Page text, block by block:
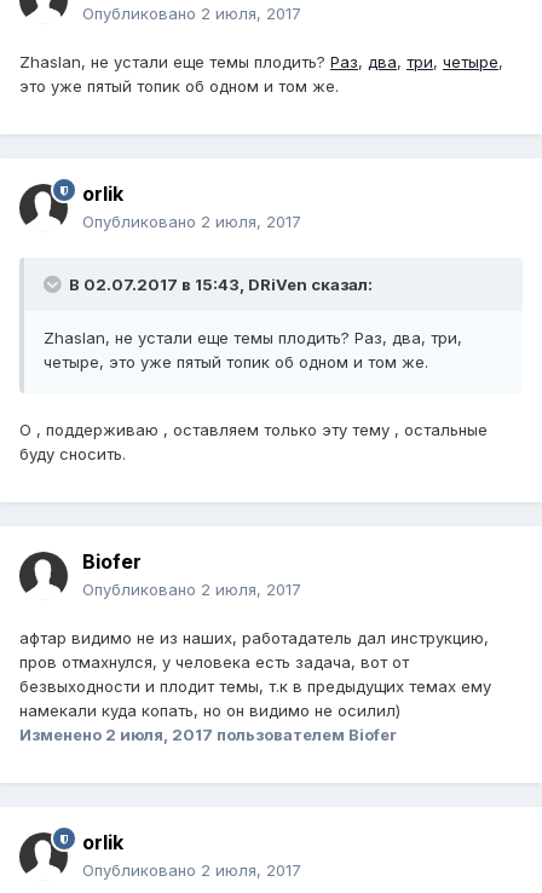
Опубликовано 2 июля, 2017
Zhaslan, не устали еще темы плодить? Раз, два, три, четыре,
это уже пятый топик об одном и том же.
orlik
Опубликовано 2 июля, 2017
В 02.07.2017 в 15:43, DRiVen сказал:
Zhaslan, не устали еще темы плодить? Раз, два, три,
четыре, это уже пятый топик об одном и том же.
О , поддерживаю , оставляем только эту тему , остальные
буду сносить.
Biofer
Опубликовано 2 июля, 2017
афтар видимо не из наших, работадатель дал инструкцию,
пров отмахнулся, у человека есть задача, вот от
безвыходности и плодит темы, т.к в предыдущих темах ему
намекали куда копать, но он видимо не осилил)
Изменено 2 июля, 2017 пользователем Biofer
orlik
Опубликовано 2 июля, 2017